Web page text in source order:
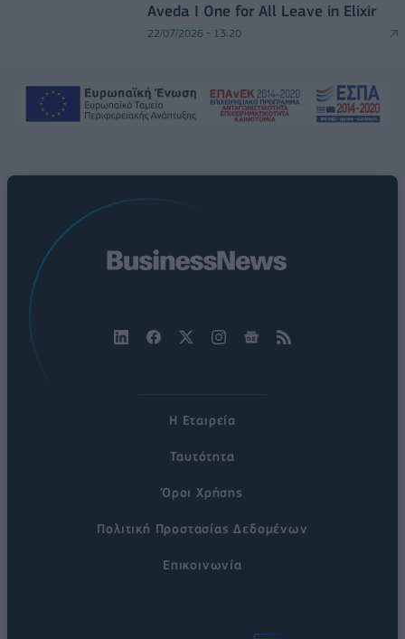
Aveda I One for All Leave in Elixir
22/07/2026 - 13:20
Η Εταιρεία
Ταυτότητα
Όροι Χρήσης
Πολιτική Προστασίας Δεδομένων
Επικοινωνία